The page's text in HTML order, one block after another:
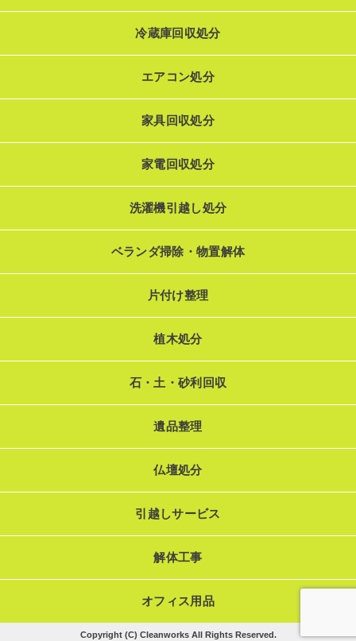
冷蔵庫回収処分
エアコン処分
家具回収処分
家電回収処分
洗濯機引越し処分
ベランダ掃除・物置解体
片付け整理
植木処分
石・土・砂利回収
遺品整理
仏壇処分
引越しサービス
解体工事
オフィス用品
Copyright (C) Cleanworks All Rights Reserved.